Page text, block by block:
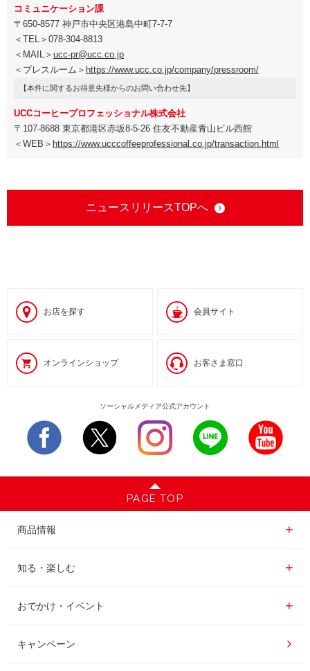
コミュニケーション課
〒650-8577 神戸市中央区港島中町7-7-7
＜TEL＞078-304-8813
＜MAIL＞ ucc-pr@ucc.co.jp
＜プレスルーム＞ https://www.ucc.co.jp/company/pressroom/
【本件に関するお得意先様からのお問い合わせ先】
UCCコーヒープロフェッショナル株式会社
〒107-8688 東京都港区赤坂8-5-26 住友不動産青山ビル西館
＜WEB＞ https://www.ucccoffeeprofessional.co.jp/transaction.html
ニュースリリースTOPへ
お店を探す 会員サイト
オンラインショップ お客さま窓口
ソーシャルメディア公式アカウント
PAGE TOP
商品情報
商品情報一覧
レギュラーコーヒー
インスタントコーヒー
知る・楽しむ
知る・楽しむ一覧
おいしいコーヒーの淹れ方
コーヒー百科
おでかけ・イベント
おでかけ・イベント情報一覧
UCCコーヒー博物館
キャンペーン